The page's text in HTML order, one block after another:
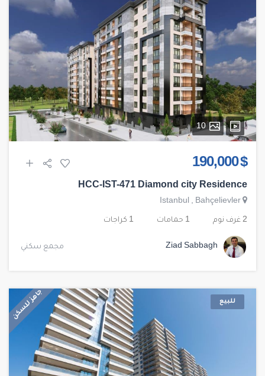
10
$ 190,000
HCC-IST-471 Diamond city Residence
Istanbul , Bahçelievler
2 غرف نوم 1 حمامات 1 كراجات
Ziad Sabbagh مجمع سكني
للبيع جاهز للسكن